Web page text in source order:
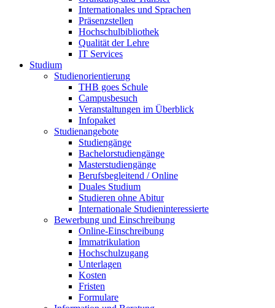
Internationales und Sprachen
Präsenzstellen
Hochschulbibliothek
Qualität der Lehre
IT Services
Studium
Studienorientierung
THB goes Schule
Campusbesuch
Veranstaltungen im Überblick
Infopaket
Studienangebote
Studiengänge
Bachelorstudiengänge
Masterstudiengänge
Berufsbegleitend / Online
Duales Studium
Studieren ohne Abitur
Internationale Studieninteressierte
Bewerbung und Einschreibung
Online-Einschreibung
Immatrikulation
Hochschulzugang
Unterlagen
Kosten
Fristen
Formulare